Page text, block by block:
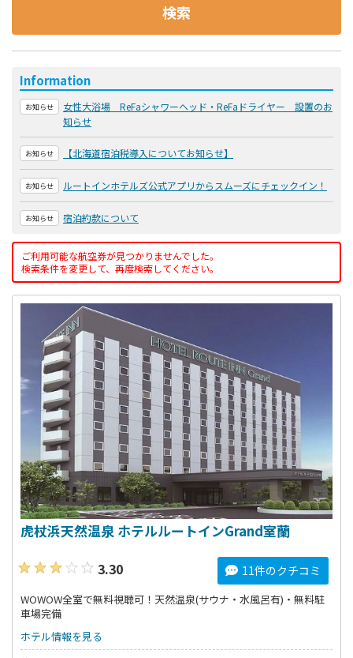
検索
Information
お知らせ
女性大浴場 ReFaシャワーヘッド・ReFaドライヤー 設置のお
知らせ
お知らせ 【北海道宿泊税導入についてお知らせ】
お知らせ ルートインホテルズ公式アプリからスムーズにチェックイン！
お知らせ 宿泊約款について
ご利用可能な航空券が見つかりませんでした。
検索条件を変更して、再度検索してください。
虎杖浜天然温泉 ホテルルートインGrand室蘭
3.30
11件のクチコミ
WOWOW全室で無料視聴可！天然温泉(サウナ・水風呂有)・無料駐
車場完備
ホテル情報を見る